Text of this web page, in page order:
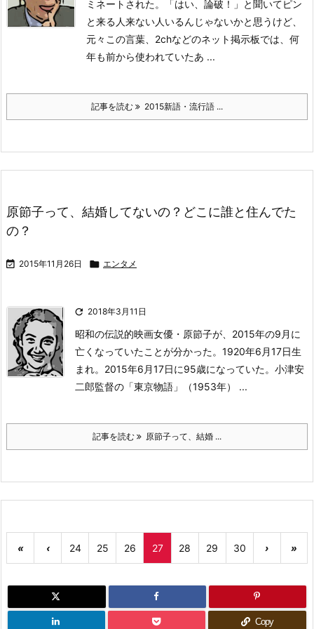
ミネートされた。
「はい、論破！」と聞いてピン
と来る人来ない人いるんじゃないかと思うけど、
元々この言葉、2chなどのネット掲示板では、何
年も前から使われていたあ ...
記事を読む 2015新語・流行語 ...
原節子って、結婚してないの？どこに誰と住んでた
の？
 2015年11月26日  エンタメ
 2018年3月11日
昭和の伝説的映画女優・原節子が、2015年の9月に
亡くなっていたことが分かった。 1920年6月17日生
まれ。 2015年6月17日に95歳になっていた。 小津安
二郎監督の「東京物語」（1953年） ...
記事を読む 原節子って、結婚 ...
« ‹ 24 25 26 27 28 29 30 › »
Copy